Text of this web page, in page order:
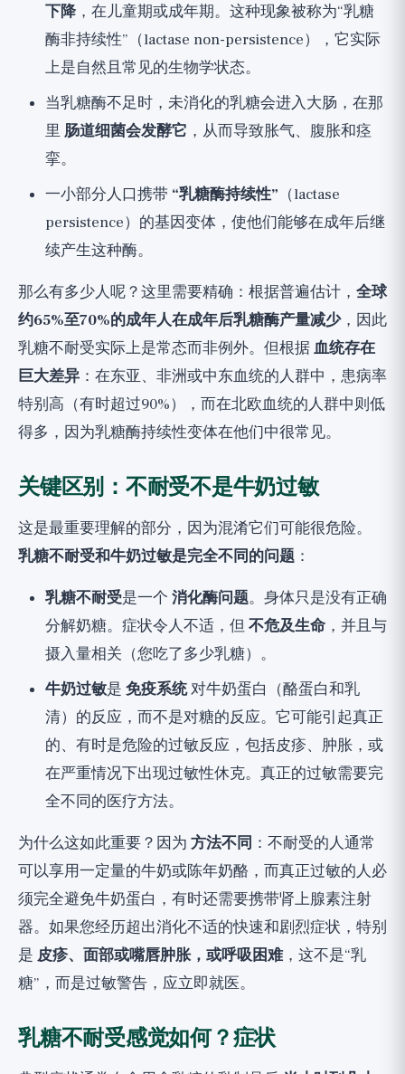
下降 ，在儿童期或成年期。这种现象被称为“乳糖
酶非持续性”（lactase non-persistence），它实际
上是自然且常见的生物学状态。
当乳糖酶不足时，未消化的乳糖会进入大肠，在那
里肠道细菌会发酵它 ，从而导致胀气、腹胀和痉
挛。
一小部分人口携带 “乳糖酶持续性” （lactase
persistence）的基因变体，使他们能够在成年后继
续产生这种酶。
那么有多少人呢？这里需要精确：根据普遍估计， 全球
约65%至70%的成年人在成年后乳糖酶产量减少，因此
乳糖不耐受实际上是常态而非例外。但根据血统存在
巨大差异 ：在东亚、非洲或中东血统的人群中，患病率
特别高（有时超过90%），而在北欧血统的人群中则低
得多，因为乳糖酶持续性变体在他们中很常见。
关键区别：不耐受不是牛奶过敏
这是最重要理解的部分，因为混淆它们可能很危险。
乳糖不耐受和牛奶过敏是完全不同的问题 ：
乳糖不耐受是一个 消化酶问题。身体只是没有正确
分解奶糖。症状令人不适，但不危及生命 ，并且与
摄入量相关（您吃了多少乳糖）。
牛奶过敏是 免疫系统对牛奶蛋白（酪蛋白和乳
清）的反应，而不是对糖的反应。它可能引起真正
的、有时是危险的过敏反应，包括皮疹、肿胀，或
在严重情况下出现过敏性休克。真正的过敏需要完
全不同的医疗方法。
为什么这如此重要？因为 方法不同 ：不耐受的人通常
可以享用一定量的牛奶或陈年奶酪，而真正过敏的人必
须完全避免牛奶蛋白，有时还需要携带肾上腺素注射
器。如果您经历超出消化不适的快速和剧烈症状，特别
是 皮疹、面部或嘴唇肿胀，或呼吸困难，这不是“乳
糖”，而是过敏警告，应立即就医。
乳糖不耐受感觉如何？症状